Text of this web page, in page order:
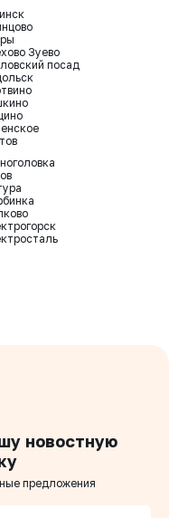
Зуево
посад
новостную
предложения